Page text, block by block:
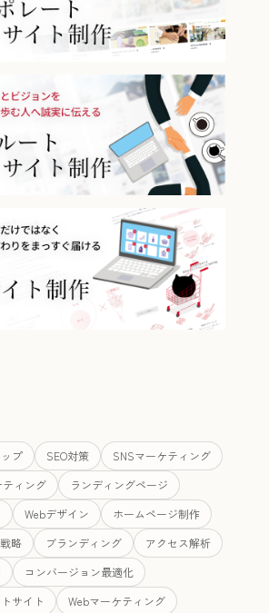
プ SEO対策
SNSマーケティング
ィング
ランディングページ
Webデザイン
ホームページ制作
略
ブランディング
アクセス解析
コンバージョン最適化
サイト
Webマーケティング